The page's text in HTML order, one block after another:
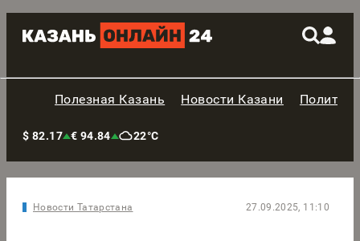
Полезная Казань Новости Казани
$ 82.17 € 94.84 22°C
Новости Татарстана 27.09.2025, 11:10